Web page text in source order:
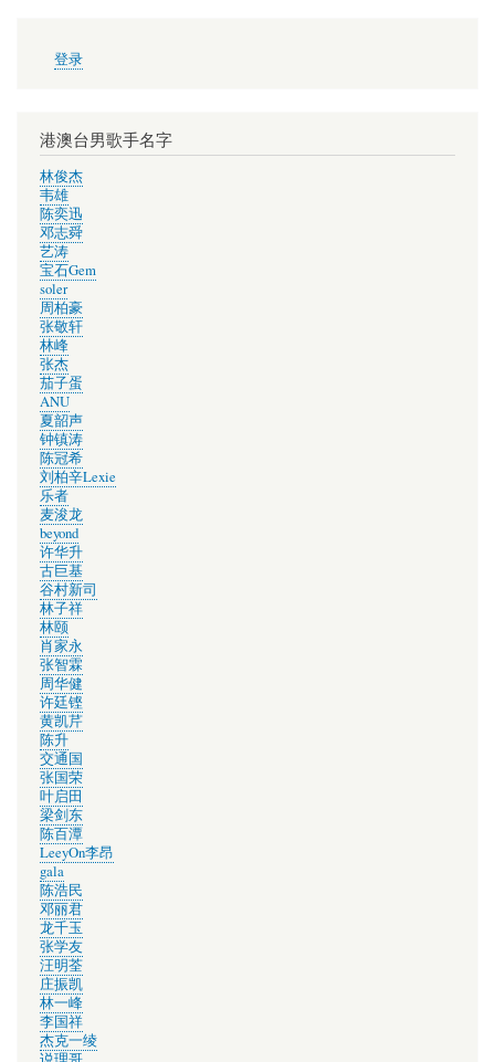
户
单
登录
港澳台男歌手名字
林俊杰
韦雄
陈奕迅
邓志舜
艺涛
宝石Gem
soler
周柏豪
张敬轩
林峰
张杰
茄子蛋
ANU
夏韶声
钟镇涛
陈冠希
刘柏辛Lexie
乐者
麦浚龙
beyond
许华升
古巨基
谷村新司
林子祥
林颐
肖家永
张智霖
周华健
许廷铿
黄凯芹
陈升
交通国
张国荣
叶启田
梁剑东
陈百潭
LeeyOn李昂
gala
陈浩民
邓丽君
龙千玉
张学友
汪明荃
庄振凯
林一峰
李国祥
杰克一绫